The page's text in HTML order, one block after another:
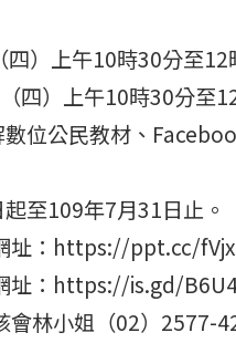
）上午10時30分至12
四）上午10時30分至
位公民教材、
至109年7月31日止。
址：https://ppt.cc/
址：https://is.gd/
會林小姐（02）